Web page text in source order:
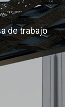
de trabajo